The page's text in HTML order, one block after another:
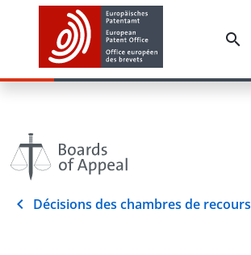
Décisions des chambres de recours